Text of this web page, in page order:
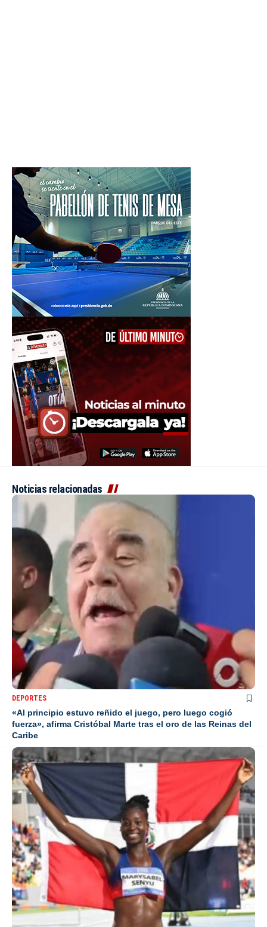
Noticias relacionadas
DEPORTES
«Al principio estuvo reñido el juego, pero luego cogió
fuerza», afirma Cristóbal Marte tras el oro de las Reinas del
Caribe